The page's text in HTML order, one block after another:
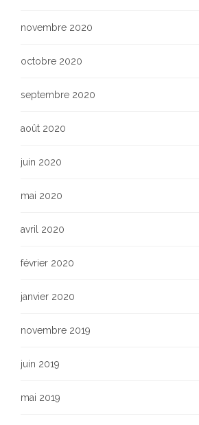
novembre 2020
octobre 2020
septembre 2020
août 2020
juin 2020
mai 2020
avril 2020
février 2020
janvier 2020
novembre 2019
juin 2019
mai 2019